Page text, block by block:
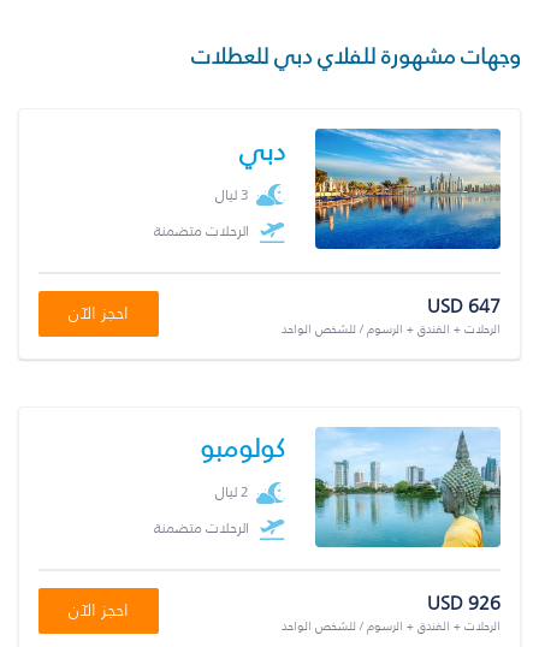
وجهات مشهورة للفلاي دبي للعطلات
دبي
3 ليال
الرحلات متضمنة
USD 647
الرحلات + الفندق + الرسوم / للشخص الواحد
احجز الآن
كولومبو
2 ليال
الرحلات متضمنة
USD 926
الرحلات + الفندق + الرسوم / للشخص الواحد
احجز الآن